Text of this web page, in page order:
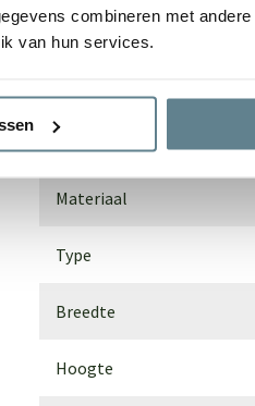
combineren met
van hun services.
Merk
Materiaal
Type
Breedte
Hoogte